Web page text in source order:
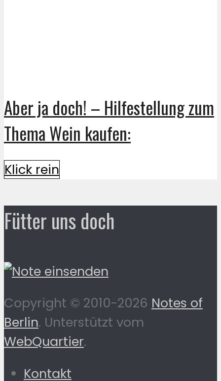
Aber ja doch! – Hilfestellung zum
Thema Wein kaufen:
Klick rein
Fütter uns doch
Copyright © 2010-2026 Notes of
Berlin. Unterstützt vom
WebQuartier.
Kontakt